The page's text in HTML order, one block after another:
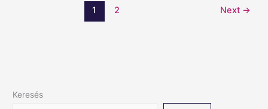
1 2 Next →
Keresés